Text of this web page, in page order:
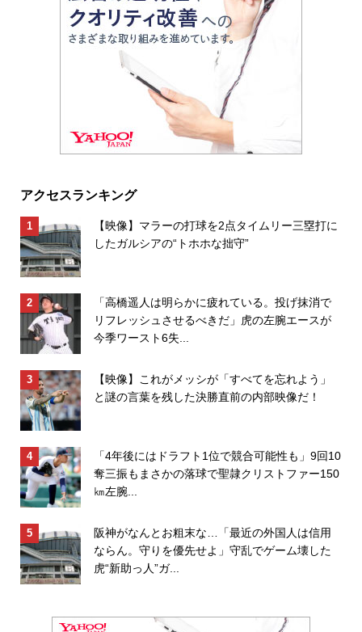
アクセスランキング
【映像】マラーの打球を2点タイムリー三塁打に
したガルシアの“トホホな拙守”
「高橋遥人は明らかに疲れている。投げ抹消で
リフレッシュさせるべきだ」虎の左腕エースが
今季ワースト6失...
【映像】これがメッシが「すべてを忘れよう」
と謎の言葉を残した決勝直前の内部映像だ！
「4年後にはドラフト1位で競合可能性も」9回10
奪三振もまさかの落球で聖隷クリストファー150
㎞左腕...
阪神がなんとお粗末な…「最近の外国人は信用
ならん。守りを優先せよ」守乱でゲーム壊した
虎“新助っ人”ガ...